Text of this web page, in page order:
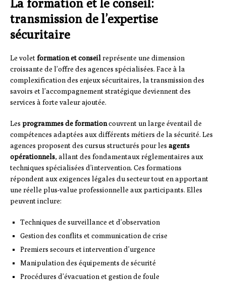
La formation et le conseil:
transmission de l’expertise
sécuritaire
Le voletformation et conseil représente une dimension
croissante de l’offre des agences spécialisées. Face à la
complexification des enjeux sécuritaires, la transmission des
savoirs et l’accompagnement stratégique deviennent des
services à forte valeur ajoutée.
Les programmes de formationcouvrent un large éventail de
compétences adaptées aux différents métiers de la sécurité. Les
agences proposent des cursus structurés pour les agents
opérationnels, allant des fondamentaux réglementaires aux
techniques spécialisées d’intervention. Ces formations
répondent aux exigences légales du secteur tout en apportant
une réelle plus-value professionnelle aux participants. Elles
peuvent inclure:
Techniques de surveillance et d’observation
Gestion des conflits et communication de crise
Premiers secours et intervention d’urgence
Manipulation des équipements de sécurité
Procédures d’évacuation et gestion de foule